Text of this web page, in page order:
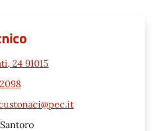
24 91015
Santoro